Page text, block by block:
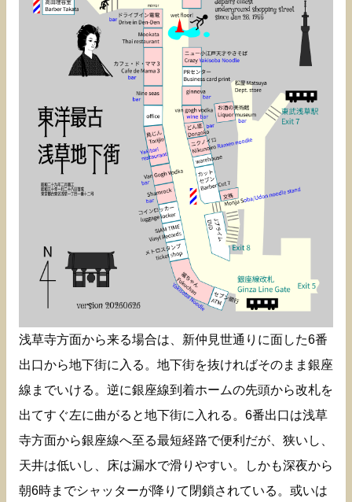
浅草寺方面から来る場合は、新仲見世通りに面した6番
出口から地下街に入る。地下街を抜ければそのまま銀座
線までいける。逆に銀座線到着ホームの先頭から改札を
出てすぐ左に曲がると地下街に入れる。6番出口は浅草
寺方面から銀座線へ至る最短経路で便利だが、狭いし、
天井は低いし、床は漏水で滑りやすい。しかも深夜から
朝6時までシャッターが降りて閉鎖されている。或いは